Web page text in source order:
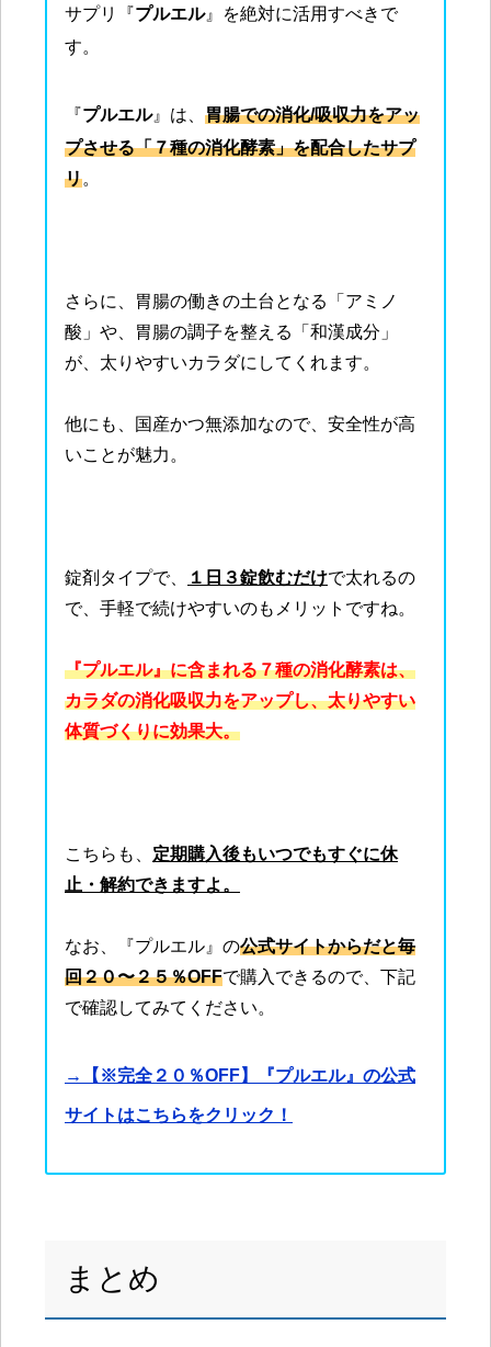
サプリ『プルエル』を絶対に活用すべきで
す。
『プルエル』は、 胃腸での消化/吸収力をアッ
プさせる「７種の消化酵素」を配合したサプ
リ。
さらに、胃腸の働きの土台となる「アミノ
酸」や、胃腸の調子を整える「和漢成分」
が、太りやすいカラダにしてくれます。
他にも、国産かつ無添加なので、安全性が高
いことが魅力。
錠剤タイプで、 １日３錠飲むだけで太れるの
で、手軽で続けやすいのもメリットですね。
『プルエル』に含まれる７種の消化酵素は、
カラダの消化吸収力をアップし、太りやすい
体質づくりに効果大。
こちらも、 定期購入後もいつでもすぐに休
止・解約できますよ。
なお、『プルエル』の公式サイトからだと毎
回２０〜２５％OFFで購入できるので、下記
で確認してみてください。
→【※完全２０％OFF】『プルエル』の公式
サイトはこちらをクリック！
まとめ